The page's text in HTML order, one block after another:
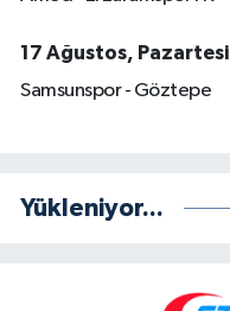
17 Ağustos, Pazartesi
Samsunspor - Göztepe
Yükleniyor...